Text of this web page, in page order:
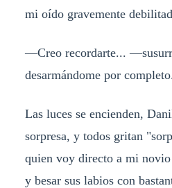
mi oído gravemente
—Creo recordarte...
desarmándome por
Las luces se encienden,
sorpresa, y todos gritan
quien voy directo a mi
y besar sus labios con